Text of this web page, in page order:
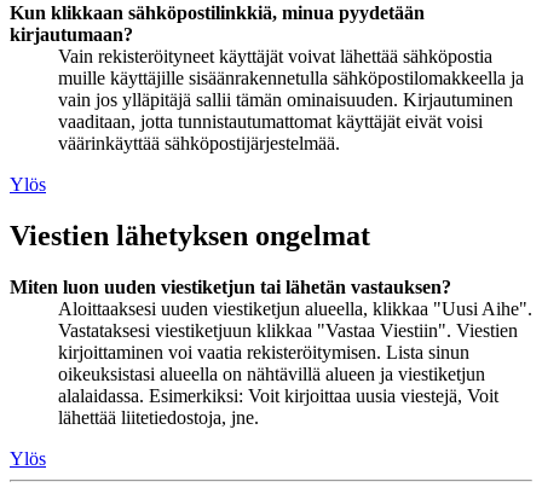
Kun klikkaan sähköpostilinkkiä, minua pyydetään
kirjautumaan?
Vain rekisteröityneet käyttäjät voivat lähettää sähköpostia
muille käyttäjille sisäänrakennetulla sähköpostilomakkeella ja
vain jos ylläpitäjä sallii tämän ominaisuuden. Kirjautuminen
vaaditaan, jotta tunnistautumattomat käyttäjät eivät voisi
väärinkäyttää sähköpostijärjestelmää.
Ylös
Viestien lähetyksen ongelmat
Miten luon uuden viestiketjun tai lähetän vastauksen?
Aloittaaksesi uuden viestiketjun alueella, klikkaa "Uusi Aihe".
Vastataksesi viestiketjuun klikkaa "Vastaa Viestiin". Viestien
kirjoittaminen voi vaatia rekisteröitymisen. Lista sinun
oikeuksistasi alueella on nähtävillä alueen ja viestiketjun
alalaidassa. Esimerkiksi: Voit kirjoittaa uusia viestejä, Voit
lähettää liitetiedostoja, jne.
Ylös